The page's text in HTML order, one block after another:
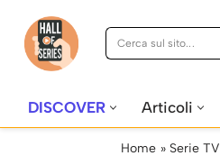
Vai
DISCOVER Articoli
Home » Serie TV